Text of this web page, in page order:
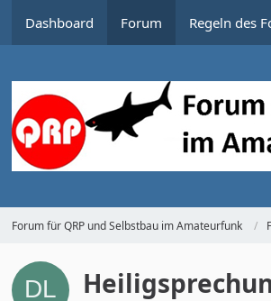
Dashboard Forum Regeln des
Forum für QRP und Selbstbau im Amateurfunk